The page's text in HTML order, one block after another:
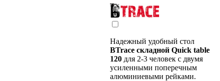
Надежный удобный стол
BTrace складной Quick table
120 для 2-3 человек с двумя
усиленными поперечным
алюминиевыми рейками.